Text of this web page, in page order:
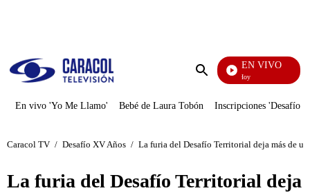
Enviar
EN VIVO
La Finca De Hoy
En vivo 'Yo Me Llamo' Bebé de Laura Tobón Inscripciones 'Desafío'
Caracol TV / Desafío XV Años / La furia del Desafío Territorial deja más de
La furia del Desafío Territorial deja